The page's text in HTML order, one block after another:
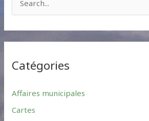
c
f
o
Catégories
Affaires municipales
Cartes